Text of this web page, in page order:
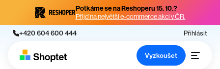
Potkáme se na Reshoperu 15. 10.?
Přijď na největší e-commerce akci v ČR.
+420 604 600 444 Přihlásit
Vyzkoušet